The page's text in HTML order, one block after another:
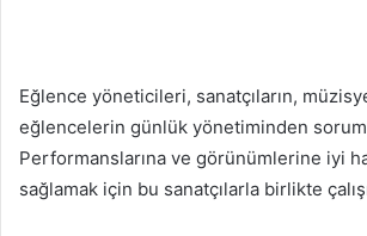
Eğlence yöneticileri, sanatçıların,
eğlencelerin günlük yönetiminden
Performanslarına ve görünümlerine iyi
sağlamak için bu sanatçılarla birlikte